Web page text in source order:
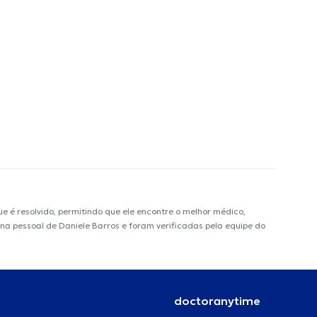
resolvido, permitindo que ele encontre o melhor médico,
pessoal de Daniele Barros e foram verificadas pela equipe do
doctoranytime